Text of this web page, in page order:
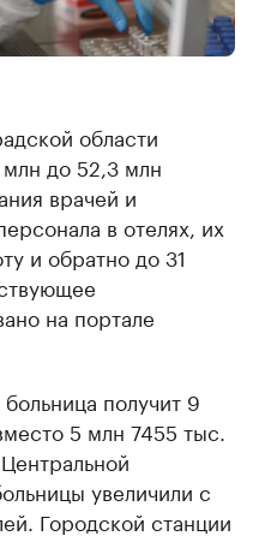
области
до 52,3 млн
врачей и
в отелях, их
и обратно до 31
на портале
получит 9
5 млн 7455 тыс.
увеличили с
Городской станции